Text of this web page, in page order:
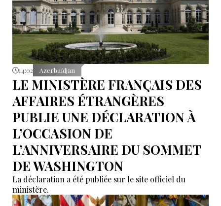
14:02 Azerbaïdjan
LE MINISTÈRE FRANÇAIS DES
AFFAIRES ÉTRANGÈRES
PUBLIE UNE DÉCLARATION À
L’OCCASION DE
L’ANNIVERSAIRE DU SOMMET
DE WASHINGTON
La déclaration a été publiée sur le site officiel du
ministère.